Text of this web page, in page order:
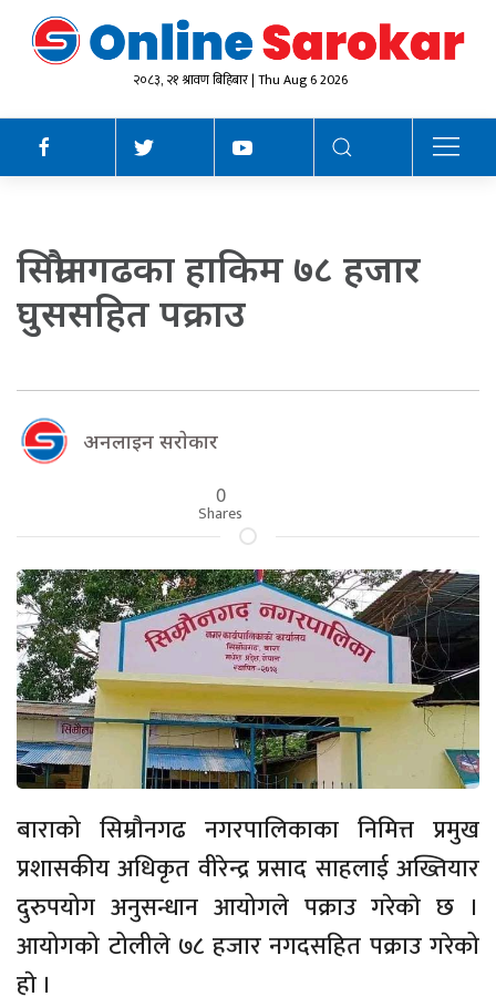
२०८३, २१ श्रावण बिहिबार | Thu Aug 6 2026
सिम्रौनगढका हाकिम ७८ हजार
घुससहित पक्राउ
अनलाइन सराेकार
0
Shares
बाराको सिम्रौनगढ नगरपालिकाका निमित्त प्रमुख
प्रशासकीय अधिकृत वीरेन्द्र प्रसाद साहलाई अख्तियार
दुरुपयोग अनुसन्धान आयोगले पक्राउ गरेकाे छ ।
आयोगको टोलीले ७८ हजार नगदसहित पक्राउ गरेको
हाे ।